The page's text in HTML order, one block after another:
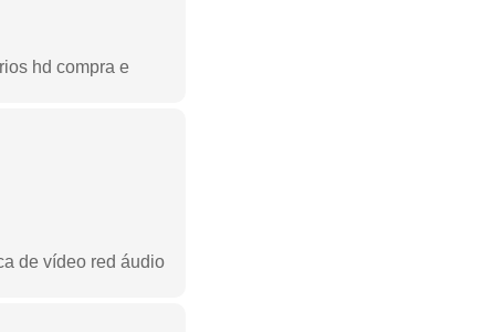
hd compra e
de vídeo red áudio